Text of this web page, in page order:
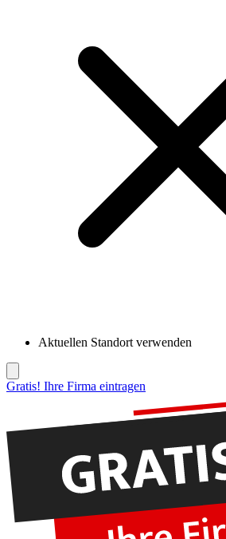
Aktuellen Standort verwenden
Gratis! Ihre Firma eintragen